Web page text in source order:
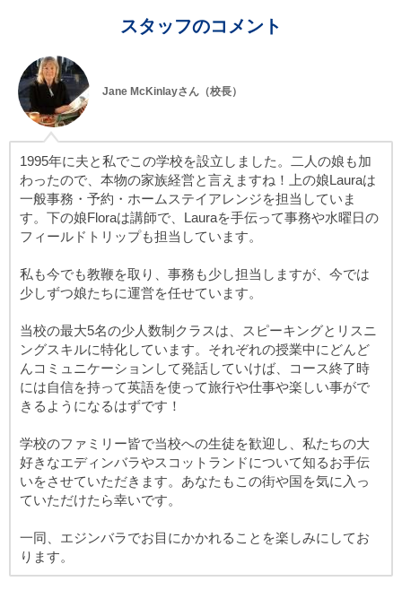
スタッフのコメント
Jane McKinlayさん（校長）
1995年に夫と私でこの学校を設立しました。二人の娘も加
わったので、本物の家族経営と言えますね！上の娘Lauraは
一般事務・予約・ホームステイアレンジを担当していま
す。下の娘Floraは講師で、Lauraを手伝って事務や水曜日の
フィールドトリップも担当しています。
私も今でも教鞭を取り、事務も少し担当しますが、今では
少しずつ娘たちに運営を任せています。
当校の最大5名の少人数制クラスは、スピーキングとリスニ
ングスキルに特化しています。それぞれの授業中にどんど
んコミュニケーションして発話していけば、コース終了時
には自信を持って英語を使って旅行や仕事や楽しい事がで
きるようになるはずです！
学校のファミリー皆で当校への生徒を歓迎し、私たちの大
好きなエディンバラやスコットランドについて知るお手伝
いをさせていただきます。あなたもこの街や国を気に入っ
ていただけたら幸いです。
一同、エジンバラでお目にかかれることを楽しみにしてお
ります。